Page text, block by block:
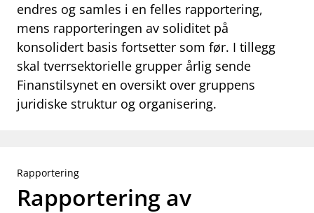
endres og samles i en felles rapportering,
mens rapporteringen av soliditet på
konsolidert basis fortsetter som før. I tillegg
skal tverrsektorielle grupper årlig sende
Finanstilsynet en oversikt over gruppens
juridiske struktur og organisering.
Rapportering
Rapportering av